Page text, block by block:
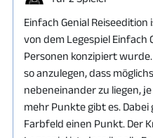
Einfach Genial
von dem Legespiel Einfach
Personen konzipiert wurde.
so anzulegen, dass
nebeneinander zu liegen,
mehr Punkte gibt es.
Farbfeld einen Punkt. Der